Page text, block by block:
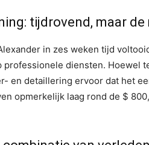
tijdrovend, maar
in zes weken tijd
professionele diensten. Hoewel
en detaillering ervoor dat het
opmerkelijk laag rond de $